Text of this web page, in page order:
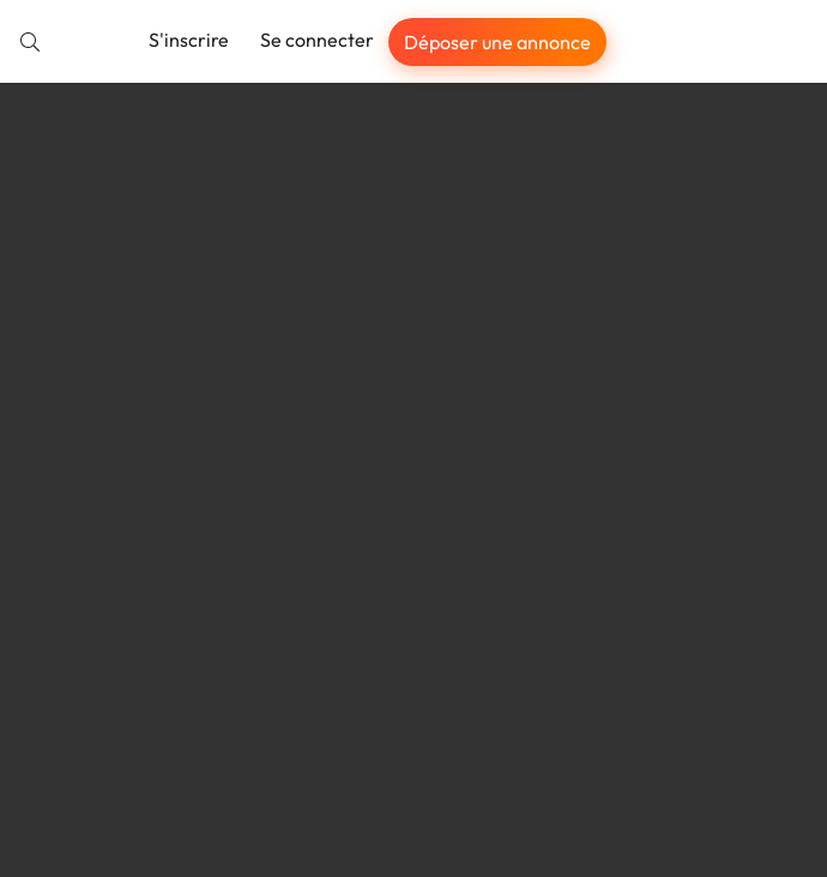
S'inscrire Se connecter Déposer une annonce